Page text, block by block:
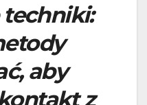
aby
z